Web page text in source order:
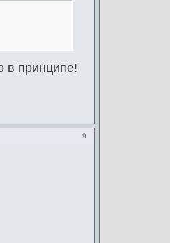
в принципе!
9